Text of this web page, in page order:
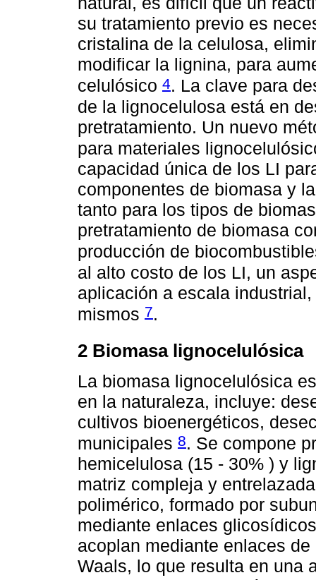
su tratamiento previo es
cristalina de la celulosa,
modificar la lignina, para
celulósico 4. La clave para
de la lignocelulosa está en
pretratamiento. Un nuevo
para materiales
capacidad única de los LI
componentes de biomasa y
tanto para los tipos de
pretratamiento de biomasa
producción de
al alto costo de los LI, un
aplicación a escala
mismos 7.
2 Biomasa lignocelulósica
La biomasa lignocelulósica
en la naturaleza, incluye:
cultivos bioenergéticos,
municipales 8. Se compone
hemicelulosa (15 - 30% ) y
matriz compleja y
polimérico, formado por
mediante enlaces
acoplan mediante enlaces
Waals, lo que resulta en una